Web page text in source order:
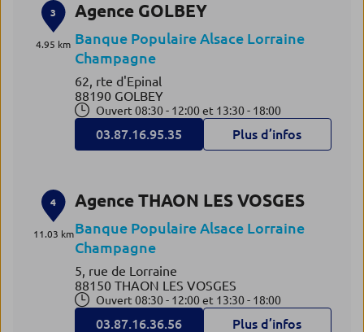
3
4.95 km
Agence GOLBEY
Banque Populaire Alsace Lorraine
Champagne
62, rte d'Epinal
88190 GOLBEY
Ouvert 08:30 - 12:00 et 13:30 - 18:00
03.87.16.95.35 Plus d’infos
4
11.03 km
Agence THAON LES VOSGES
Banque Populaire Alsace Lorraine
Champagne
5, rue de Lorraine
88150 THAON LES VOSGES
Ouvert 08:30 - 12:00 et 13:30 - 18:00
03.87.16.36.56 Plus d’infos